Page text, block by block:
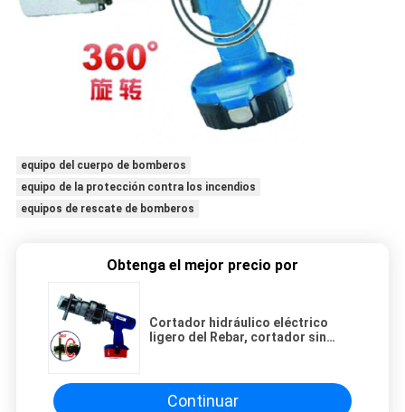
equipo del cuerpo de bomberos
equipo de la protección contra los incendios
equipos de rescate de bomberos
Obtenga el mejor precio por
Cortador hidráulico eléctrico
ligero del Rebar, cortador sin
Continuar